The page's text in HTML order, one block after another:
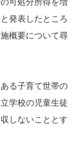
可処分所得を増
発表したところ
概要について尋
る子育て世帯の
学校の児童生徒
しないこととす